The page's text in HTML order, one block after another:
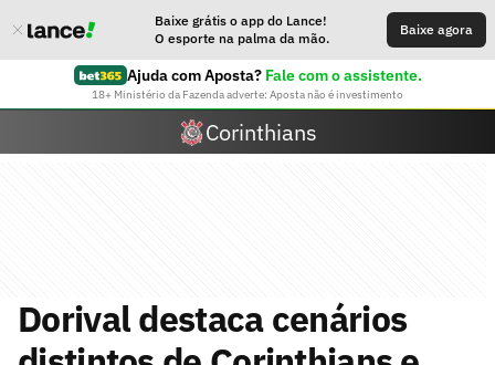
Baixe grátis o app do Lance!
O esporte na palma da mão.
Baixe agora
Ajuda com Aposta? Fale com o assistente.
18+ Ministério da Fazenda adverte: Aposta não é investimento
Corinthians
Dorival destaca cenários